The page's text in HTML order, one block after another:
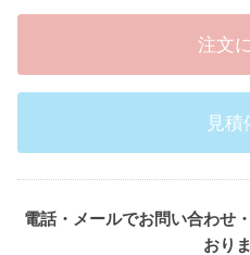
注文
見積
電話・メールでお問い合わせ
おり